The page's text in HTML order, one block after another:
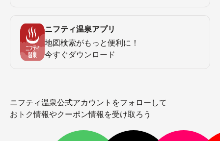
ニフティ温泉アプリ
地図検索がもっと便利に！
今すぐダウンロード
ニフティ温泉公式アカウントをフォローして
おトク情報やクーポン情報を受け取ろう